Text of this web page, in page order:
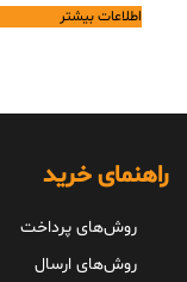
اطلاعات بیشتر
راهنمای خرید
روش‌های پرداخت
روش‌های ارسال